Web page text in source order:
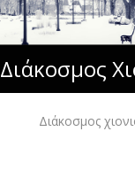
Διάκοσμος
Διάκοσμος